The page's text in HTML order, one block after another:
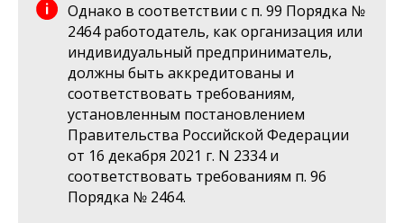
Однако в соответствии с п. 99 Порядка №
2464 работодатель, как организация или
индивидуальный предприниматель,
должны быть аккредитованы и
соответствовать требованиям,
установленным постановлением
Правительства Российской Федерации
от 16 декабря 2021 г. N 2334 и
соответствовать требованиям п. 96
Порядка № 2464.